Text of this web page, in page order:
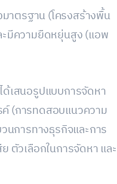
าตรฐาน (โครงสร้างพื้น
ะมีความยืดหยุ่นสูง (แอพ
เสนอรูปแบบการจัดหา
(การทดสอบแนวความ
การทางธุรกิจและการ
ตัวเลือกในการจัดหา และ